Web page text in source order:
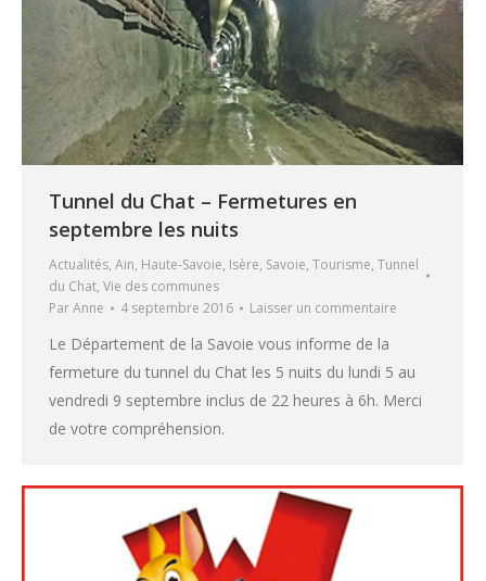
Tunnel du Chat – Fermetures en
septembre les nuits
Actualités, Ain, Haute-Savoie, Isère, Savoie, Tourisme, Tunnel
du Chat, Vie des communes
ParAnne 4 septembre 2016 Laisser un commentaire
Le Département de la Savoie vous informe de la
fermeture du tunnel du Chat les 5 nuits du lundi 5 au
vendredi 9 septembre inclus de 22 heures à 6h. Merci
de votre compréhension.